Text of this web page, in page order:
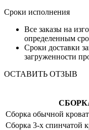
Сроки исполнения
Все заказы на
определенным
Сроки доставки
загруженности
ОСТАВИТЬ ОТЗЫВ
Сборка обычной
Сборка 3-х спинчатой